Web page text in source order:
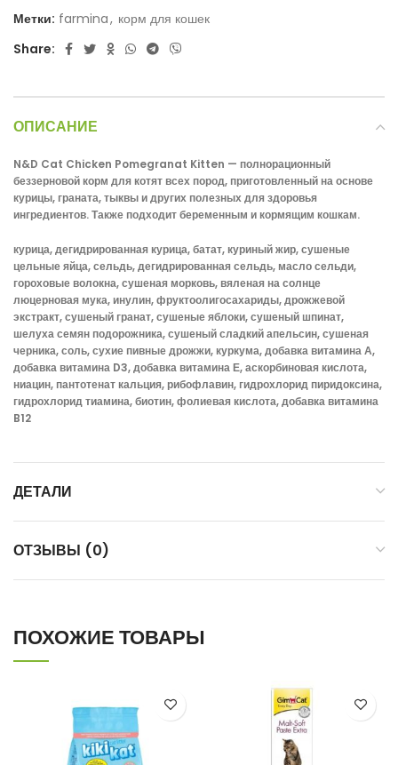
Метки: farmina, корм для кошек
Share:
ОПИСАНИЕ
N&D Cat Chicken Pomegranat Kitten — полнорационный
беззерновой корм для котят всех пород, приготовленный на основе
курицы, граната, тыквы и других полезных для здоровья
ингредиентов. Также подходит беременным и кормящим кошкам.
курица, дегидрированная курица, батат, куриный жир, сушеные
цельные яйца, сельдь, дегидрированная сельдь, масло сельди,
гороховые волокна, сушеная морковь, вяленая на солнце
люцерновая мука, инулин, фруктоолигосахариды, дрожжевой
экстракт, сушеный гранат, сушеные яблоки, сушеный шпинат,
шелуха семян подорожника, сушеный сладкий апельсин, сушеная
черника, соль, сухие пивные дрожжи, куркума, добавка витамина А,
добавка витамина D3, добавка витамина Е, аскорбиновая кислота,
ниацин, пантотенат кальция, рибофлавин, гидрохлорид пиридоксина,
гидрохлорид тиамина, биотин, фолиевая кислота, добавка витамина
B12
ДЕТАЛИ
ОТЗЫВЫ (0)
ПОХОЖИЕ ТОВАРЫ